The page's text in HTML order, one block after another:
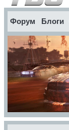
Форум Блоги